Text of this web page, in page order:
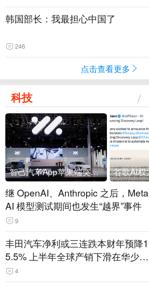
韩国部长：我最担心中国了
246
点击查看更多
科技
智己汽车App苹果端突然“下架”
继 OpenAI、Anthropic 之后，Meta
AI 模型测试期间也发生“越界”事件
9
丰田汽车净利或三连跌本财年预降1
5.5% 上半年全球产销下滑在华少卖
14.3万辆
4